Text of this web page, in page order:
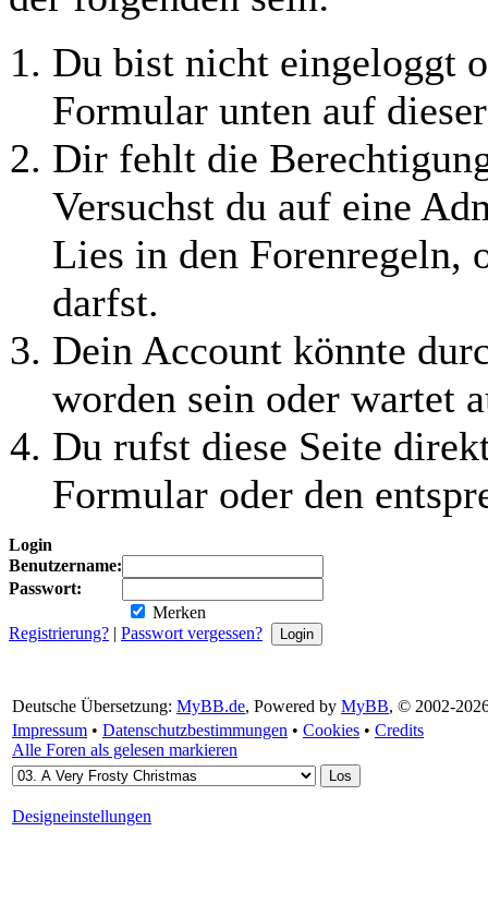
Du bist nicht eingeloggt
Formular unten auf
Dir fehlt die
Versuchst du auf eine
Lies in den Forenregeln,
darfst.
Dein Account könnte
worden sein oder wartet
Du rufst diese Seite
Formular oder den
Login
Benutzername:
Passwort:
Merken
Registrierung? | Passwort vergessen?
Deutsche Übersetzung: MyBB.de, Powered by MyBB, © 2002-
Impressum • Datenschutzbestimmungen • Cookies • Credits
Alle Foren als gelesen markieren
Designeinstellungen